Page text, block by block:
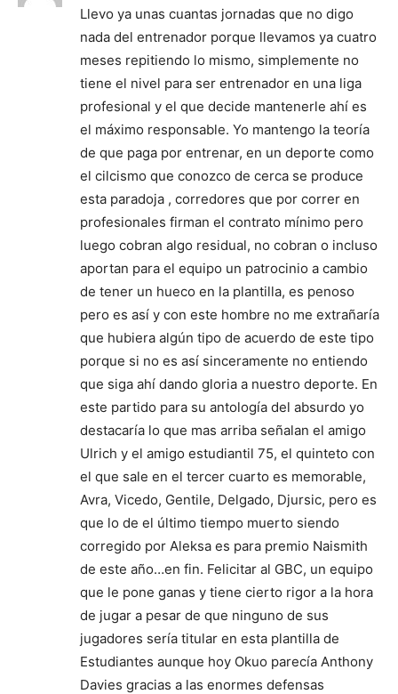
Llevo ya unas cuantas jornadas que no digo
nada del entrenador porque llevamos ya cuatro
meses repitiendo lo mismo, simplemente no
tiene el nivel para ser entrenador en una liga
profesional y el que decide mantenerle ahí es
el máximo responsable. Yo mantengo la teoría
de que paga por entrenar, en un deporte como
el cilcismo que conozco de cerca se produce
esta paradoja , corredores que por correr en
profesionales firman el contrato mínimo pero
luego cobran algo residual, no cobran o incluso
aportan para el equipo un patrocinio a cambio
de tener un hueco en la plantilla, es penoso
pero es así y con este hombre no me extrañaría
que hubiera algún tipo de acuerdo de este tipo
porque si no es así sinceramente no entiendo
que siga ahí dando gloria a nuestro deporte. En
este partido para su antología del absurdo yo
destacaría lo que mas arriba señalan el amigo
Ulrich y el amigo estudiantil 75, el quinteto con
el que sale en el tercer cuarto es memorable,
Avra, Vicedo, Gentile, Delgado, Djursic, pero es
que lo de el último tiempo muerto siendo
corregido por Aleksa es para premio Naismith
de este año…en fin. Felicitar al GBC, un equipo
que le pone ganas y tiene cierto rigor a la hora
de jugar a pesar de que ninguno de sus
jugadores sería titular en esta plantilla de
Estudiantes aunque hoy Okuo parecía Anthony
Davies gracias a las enormes defensas